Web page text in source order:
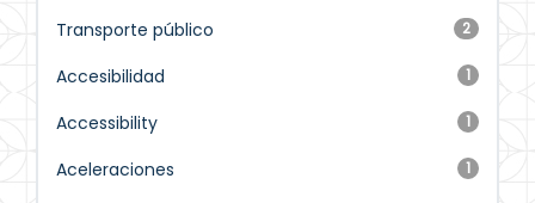
2
Transporte público
1
Accesibilidad
1
Accessibility
1
Aceleraciones